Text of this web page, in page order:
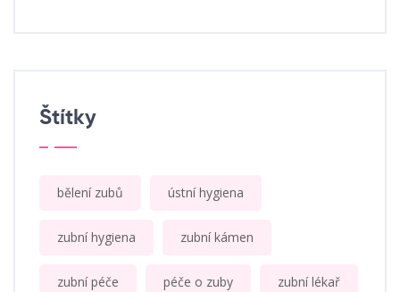
Štítky
bělení zubů ústní hygiena
zubní hygiena zubní kámen
zubní péče péče o zuby zubní lékař